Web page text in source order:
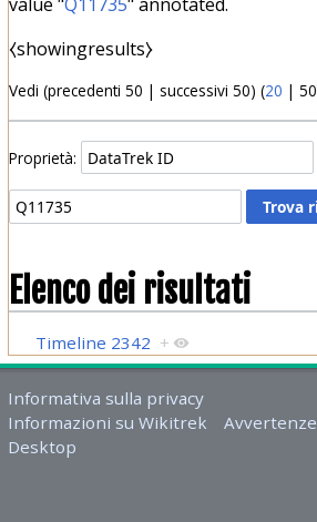
⧼showingresults⧽
Vedi (precedenti 50 | successivi 50) (20 | 50
Proprietà:
Elenco dei risultati
Timeline 2342 +
Informativa sulla privacy
Informazioni su Wikitrek
Avvertenze
Desktop